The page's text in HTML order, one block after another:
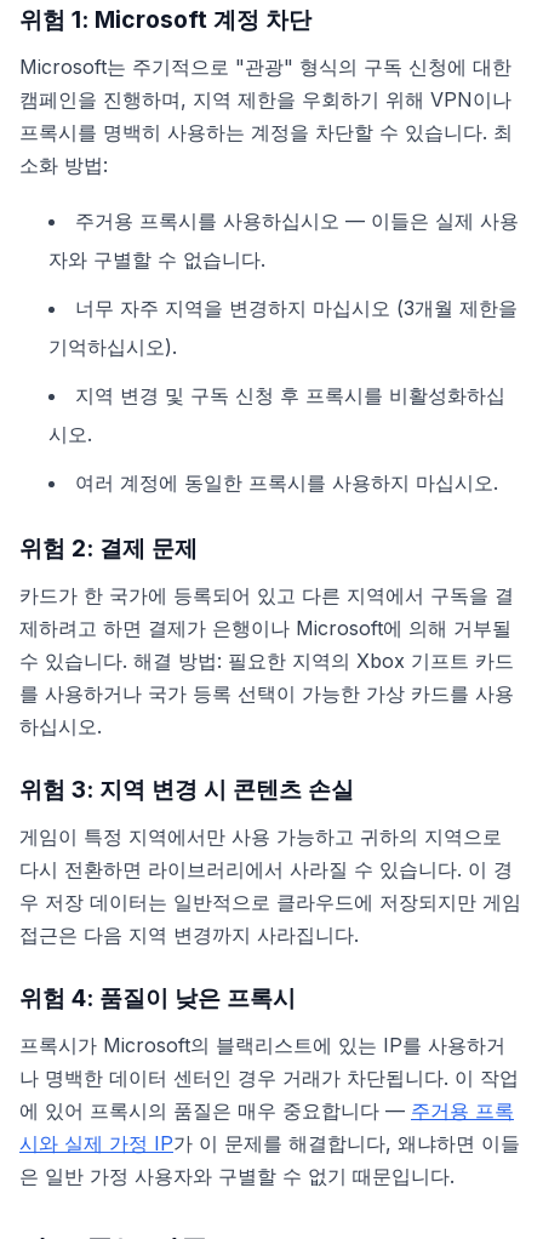
위험 1: Microsoft 계정 차단
Microsoft는 주기적으로 "관광" 형식의 구독 신청에 대한
캠페인을 진행하며, 지역 제한을 우회하기 위해 VPN이나
프록시를 명백히 사용하는 계정을 차단할 수 있습니다. 최
소화 방법:
주거용 프록시를 사용하십시오 — 이들은 실제 사용
자와 구별할 수 없습니다.
너무 자주 지역을 변경하지 마십시오 (3개월 제한을
기억하십시오).
지역 변경 및 구독 신청 후 프록시를 비활성화하십
시오.
여러 계정에 동일한 프록시를 사용하지 마십시오.
위험 2: 결제 문제
카드가 한 국가에 등록되어 있고 다른 지역에서 구독을 결
제하려고 하면 결제가 은행이나 Microsoft에 의해 거부될
수 있습니다. 해결 방법: 필요한 지역의 Xbox 기프트 카드
를 사용하거나 국가 등록 선택이 가능한 가상 카드를 사용
하십시오.
위험 3: 지역 변경 시 콘텐츠 손실
게임이 특정 지역에서만 사용 가능하고 귀하의 지역으로
다시 전환하면 라이브러리에서 사라질 수 있습니다. 이 경
우 저장 데이터는 일반적으로 클라우드에 저장되지만 게임
접근은 다음 지역 변경까지 사라집니다.
위험 4: 품질이 낮은 프록시
프록시가 Microsoft의 블랙리스트에 있는 IP를 사용하거
나 명백한 데이터 센터인 경우 거래가 차단됩니다. 이 작업
에 있어 프록시의 품질은 매우 중요합니다 — 주거용 프록
시와 실제 가정 IP가 이 문제를 해결합니다, 왜냐하면 이들
은 일반 가정 사용자와 구별할 수 없기 때문입니다.